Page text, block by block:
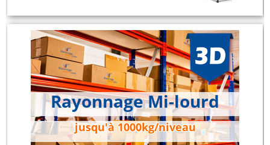
Rayonnage Mi-lourd
jusqu'à 1000kg/niveau